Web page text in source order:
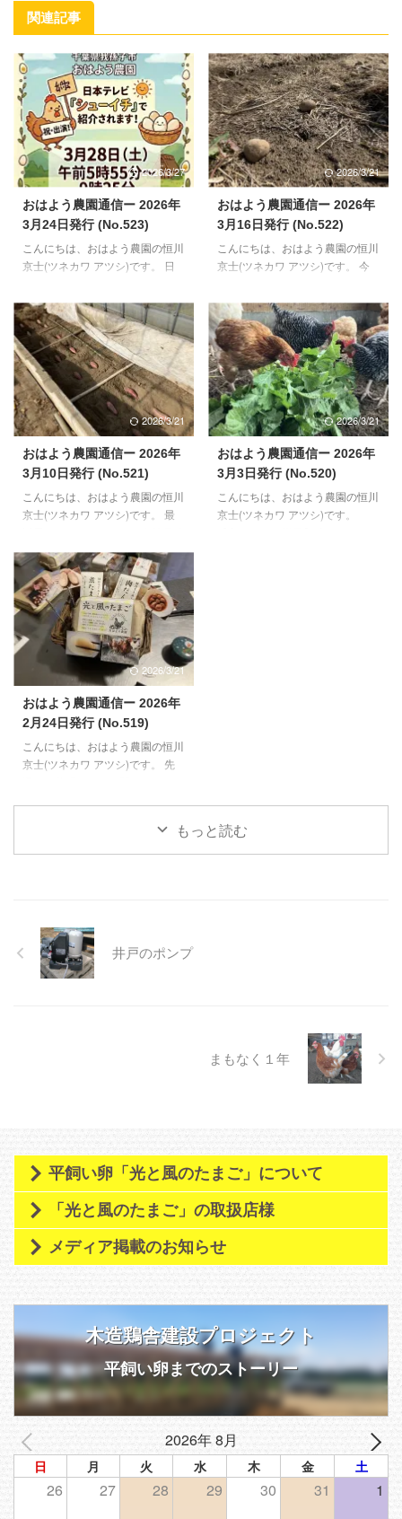
関連記事
2026/3/27
おはよう農園通信ー 2026年
3月24日発行 (No.523)
こんにちは、おはよう農園の恒川
京士(ツネカワ アツシ)です。 日
入りも遅くなりつつある今日この
頃。朝起きるのが楽になり、夕方
も冷たい風を受けることが少なく
なりました。 28日（土）日本テ
レビ系列で放送されるシューイチ
という番組内で、おはよう農園を
取り上げていただくことになりま
した。 番組は、AM5:55~AM9:25
ですが、8:40前後ぐらいに出るそ
うです（ドキドキ）。 【鶏さん
と周辺のご様子】 おかげで、鶏
さんたちの活動時間が長くなり、
食欲も増えてきました。卵も徐々
2026/3/21
おはよう農園通信ー 2026年
3月16日発行 (No.522)
こんにちは、おはよう農園の恒川
京士(ツネカワ アツシ)です。 今
から5月いっぱいぐらいまでは、
野菜の作業がメインになる当園で
す。 合間に、来月やってくる初
生雛のお世話、放し飼いスペース
づくりの継続、この辺りを並行し
てやっていく予定です。 【鶏さ
んのご様子】 若い世代を中心に
産卵が春モードになりました。一
番若い世代の子たちの産卵も、先
週14日から始まりました。生後
134日目での初卵になり、ここ数
日の間は、３～5個/日ぐらいのペ
ースで進んでおります。しばらく
2026/3/21
おはよう農園通信ー 2026年
3月10日発行 (No.521)
こんにちは、おはよう農園の恒川
京士(ツネカワ アツシ)です。 最
代、半導体製造にかかわる業界で
お仕事していました。退職する
1~2年前からAI用の半導体製造の
開発が行われていたような気がし
ます。人の役割だった仕事が、AI
にとって代わる。そんな時代が来
ると、当時予見しておりました。
考えなくても、自動的に様々なタ
スクや事が成せるようになると、
人が退化していくのではと思った
りもしてました。 農業の世界に
入った理由の一つは、自ら考え
て、決めて、行う・・・そんな仕
2026/3/21
おはよう農園通信ー 2026年
3月3日発行 (No.520)
こんにちは、おはよう農園の恒川
京士(ツネカワ アツシ)です。
2026/3/21
おはよう農園通信ー 2026年
2月24日発行 (No.519)
こんにちは、おはよう農園の恒川
京士(ツネカワ アツシ)です。 先
駅直結の東武百貨店で月一開催し
ているマルシェのメンバーとの共
と思います。 【畑の準備中】 明
日からしばらく雨予報のため、降
り終わってある程度畑が乾いた
ら、スナップエンドウと葉物野菜
もっと読む
井戸のポンプ
まもなく１年
平飼い卵「光と風のたまご」について
「光と風のたまご」の取扱店様
メディア掲載のお知らせ
木造鶏舎建設プロジェクト
平飼い卵までのストーリー
2026年 8月
日 月 火 水 木 金 土
26 27 28 29 30 31 1